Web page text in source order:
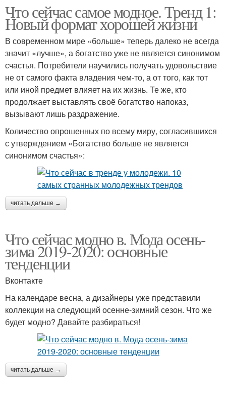
Что сейчас самое модное. Тренд 1:
Новый формат хорошей жизни
В современном мире «больше» теперь далеко не всегда
значит «лучше», а богатство уже не является синонимом
счастья. Потребители научились получать удовольствие
не от самого факта владения чем-то, а от того, как тот
или иной предмет влияет на их жизнь. Те же, кто
продолжает выставлять своё богатство напоказ,
вызывают лишь раздражение.
Количество опрошенных по всему миру, согласившихся
с утверждением «Богатство больше не является
синонимом счастья»:
читать дальше →
Что сейчас модно в. Мода осень-
зима 2019-2020: основные
тенденции
Вконтакте
На календаре весна, а дизайнеры уже представили
коллекции на следующий осенне-зимний сезон. Что же
будет модно? Давайте разбираться!
читать дальше →